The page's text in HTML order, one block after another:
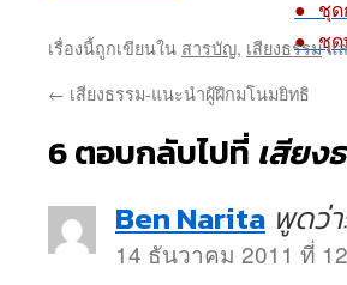
● ชุด
● ชุด
เรื่องนี้ถูกเขียนใน สารบัญ, เสียงธรรมแ
← เสียงธรรม-แนะนำผู้ฝึกมโนมยิทธิ
6 ตอบกลับไปที่ เสียง
Ben Narita พูดว่า:
14 ธันวาคม 2011 ที่